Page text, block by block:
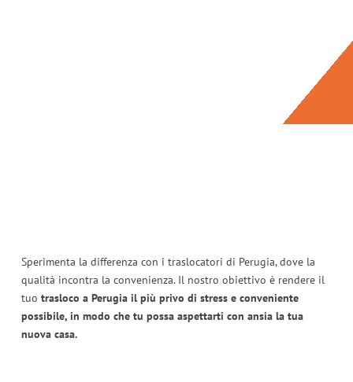
Sperimenta la differenza con i traslocatori di Perugia, dove la
qualità incontra la convenienza. Il nostro obiettivo è rendere il
tuo trasloco a Perugia il più privo di stress e conveniente
possibile, in modo che tu possa aspettarti con ansia la tua
nuova casa.